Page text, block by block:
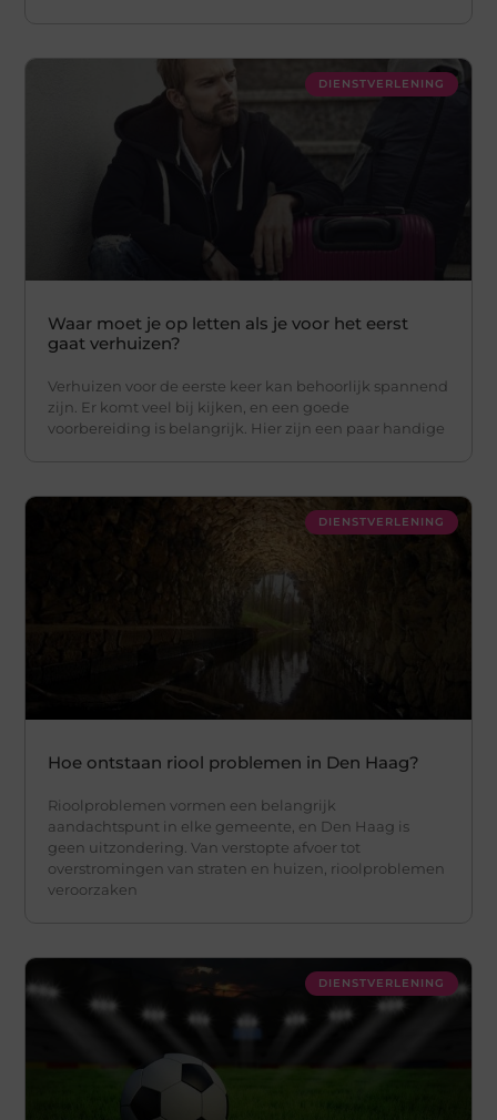
DIENSTVERLENING
Waar moet je op letten als je voor het eerst
gaat verhuizen?
Verhuizen voor de eerste keer kan behoorlijk spannend
zijn. Er komt veel bij kijken, en een goede
voorbereiding is belangrijk. Hier zijn een paar handige
DIENSTVERLENING
Hoe ontstaan riool problemen in Den Haag?
Rioolproblemen vormen een belangrijk
aandachtspunt in elke gemeente, en Den Haag is
geen uitzondering. Van verstopte afvoer tot
overstromingen van straten en huizen, rioolproblemen
veroorzaken
DIENSTVERLENING